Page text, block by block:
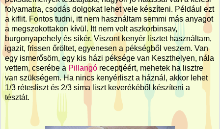
folyamatra, csodás dolgokat lehet vele készíteni. Például ezt
a kiflit. Fontos tudni, itt nem használtam semmi más anyagot
a megszokottakon kívül. Itt nem volt aszkorbinsav,
burgonyapehely és sikér. Viszont kenyér lisztet használtam,
igazit, frissen őröltet, egyenesen a pékségből veszem. Van
egy ismerősöm, egy kis házi péksége van Keszthelyen, nála
vettem, cserébe a Pillangó receptjéért, mehetek ha lisztre
van szükségem. Ha nincs kenyérliszt a háznál, akkor lehet
1/3 rétesliszt és 2/3 sima liszt keverékéből készíteni a
tésztát.